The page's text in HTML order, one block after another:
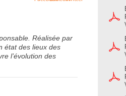
Réalisée par
état des lieux des
l’évolution des